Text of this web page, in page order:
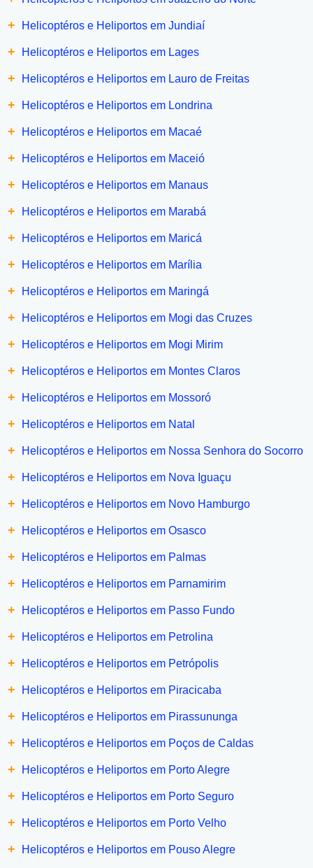
+ Helicoptéros e Heliportos em Jundiaí
+ Helicoptéros e Heliportos em Lages
+ Helicoptéros e Heliportos em Lauro de Freitas
+ Helicoptéros e Heliportos em Londrina
+ Helicoptéros e Heliportos em Macaé
+ Helicoptéros e Heliportos em Maceió
+ Helicoptéros e Heliportos em Manaus
+ Helicoptéros e Heliportos em Marabá
+ Helicoptéros e Heliportos em Maricá
+ Helicoptéros e Heliportos em Marília
+ Helicoptéros e Heliportos em Maringá
+ Helicoptéros e Heliportos em Mogi das Cruzes
+ Helicoptéros e Heliportos em Mogi Mirim
+ Helicoptéros e Heliportos em Montes Claros
+ Helicoptéros e Heliportos em Mossoró
+ Helicoptéros e Heliportos em Natal
+ Helicoptéros e Heliportos em Nossa Senhora do Socorro
+ Helicoptéros e Heliportos em Nova Iguaçu
+ Helicoptéros e Heliportos em Novo Hamburgo
+ Helicoptéros e Heliportos em Osasco
+ Helicoptéros e Heliportos em Palmas
+ Helicoptéros e Heliportos em Parnamirim
+ Helicoptéros e Heliportos em Passo Fundo
+ Helicoptéros e Heliportos em Petrolina
+ Helicoptéros e Heliportos em Petrópolis
+ Helicoptéros e Heliportos em Piracicaba
+ Helicoptéros e Heliportos em Pirassununga
+ Helicoptéros e Heliportos em Poços de Caldas
+ Helicoptéros e Heliportos em Porto Alegre
+ Helicoptéros e Heliportos em Porto Seguro
+ Helicoptéros e Heliportos em Porto Velho
+ Helicoptéros e Heliportos em Pouso Alegre